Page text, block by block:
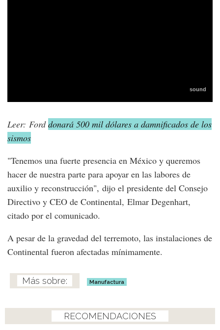
Leer: Forddonará 500 mil dólares a damnificados de los
sismos
"Tenemos una fuerte presencia en México y queremos
hacer de nuestra parte para apoyar en las labores de
auxilio y reconstrucción", dijo el presidente del Consejo
Directivo y CEO de Continental, Elmar Degenhart,
citado por el comunicado.
A pesar de la gravedad del terremoto, las instalaciones de
Continental fueron afectadas mínimamente.
Manufactura
RECOMENDACIONES